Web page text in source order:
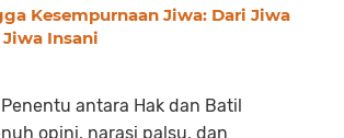
Kesempurnaan Jiwa: Dari Jiwa
Insani
antara Hak dan Batil
opini, narasi palsu, dan